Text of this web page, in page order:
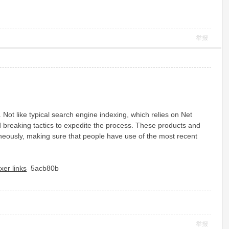
举报
like typical search engine indexing, which relies on Net
tactics to expedite the process. These products and
making sure that people have use of the most recent
links 5acb80b
举报